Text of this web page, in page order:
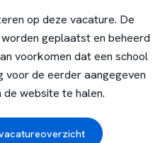
op deze vacature. De
geplaatst en beheerd
voorkomen dat een school
voor de eerder aangegeven
website te halen.